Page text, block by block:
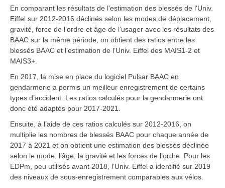
En comparant les résultats de l'estimation des blessés de l'Univ.
Eiffel sur 2012-2016 déclinés selon les modes de déplacement,
gravité, force de l’ordre et âge de l’usager avec les résultats des
BAAC sur la même période, on obtient des ratios entre les
blessés BAAC et l’estimation de l’Univ. Eiffel des MAIS1-2 et
MAIS3+.
En 2017, la mise en place du logiciel Pulsar BAAC en
gendarmerie a permis un meilleur enregistrement de certains
types d’accident. Les ratios calculés pour la gendarmerie ont
donc été adaptés pour 2017-2021.
Ensuite, à l’aide de ces ratios calculés sur 2012-2016, on
multiplie les nombres de blessés BAAC pour chaque année de
2017 à 2021 et on obtient une estimation des blessés déclinée
selon le mode, l’âge, la gravité et les forces de l’ordre. Pour les
EDPm, peu utilisés avant 2018, l’Univ. Eiffel a identifié sur 2019
des niveaux de sous-enregistrement comparables aux vélos.